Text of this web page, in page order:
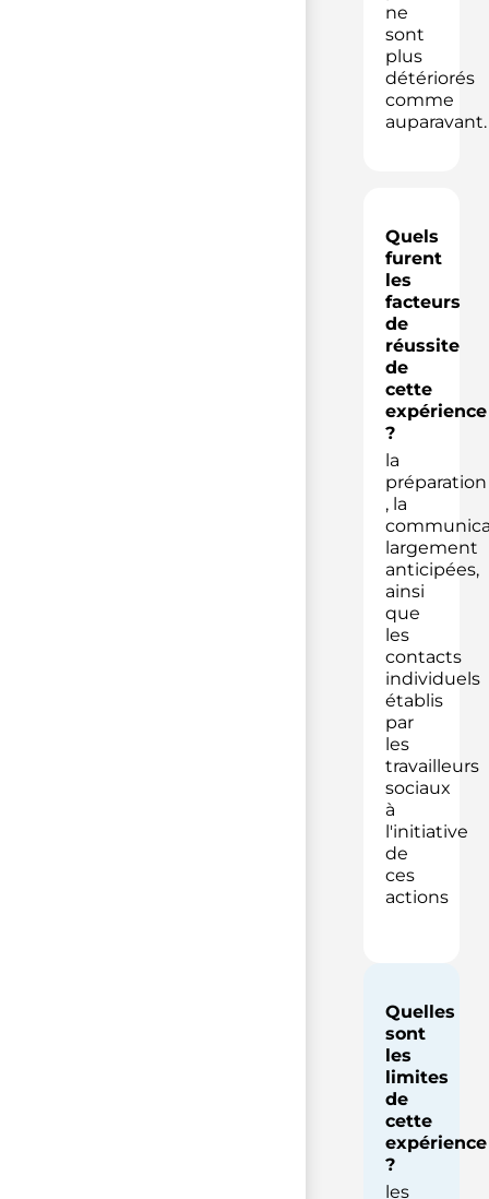
ne
sont
plus
détériorés
comme
auparavant.
Quels
furent
les
facteurs
de
réussite
de
cette
expérience
?
la
préparation
, la
largement
anticipées,
ainsi
que
les
contacts
individuels
établis
par
les
travailleurs
sociaux
à
l'initiative
de
ces
actions
Quelles
sont
les
limites
de
cette
expérience
?
les